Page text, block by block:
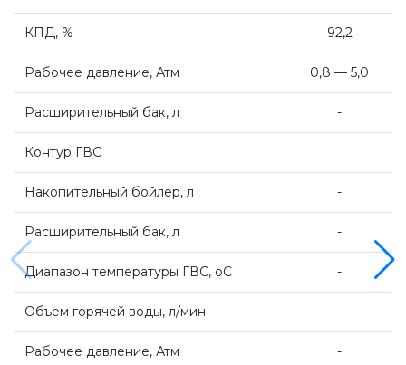
Комплект коаксиальный Ferroli 80/125
Комплект коаксиальный Ferroli 60/100
ACV
Настенные газовые котлы De Dietrich
Настенные конденсационные котлы De
Dietrich
КПД, % 92,2
Рабочее давление, Атм 0,8 — 5,0
Расширительный бак, л -
Контур ГВС
Накопительный бойлер, л -
Расширительный бак, л -
Диапазон температуры ГВС, оС -
Объем горячей воды, л/мин -
Рабочее давление, Атм -